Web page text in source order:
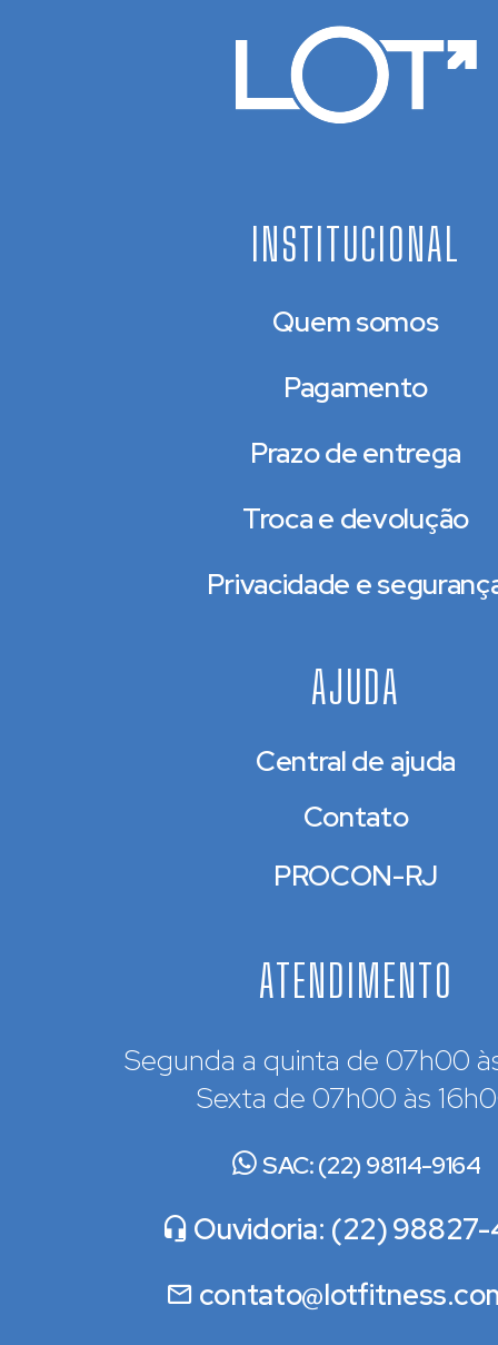
INSTITUCIONAL
Quem somos
Pagamento
Prazo de entrega
Troca e devolução
Privacidade e
AJUDA
Central de ajuda
Contato
PROCON-RJ
ATENDIMENTO
Segunda a quinta de 07h00
Sexta de 07h00 às
SAC: (22) 98114-9164
Ouvidoria: (22) 98827-